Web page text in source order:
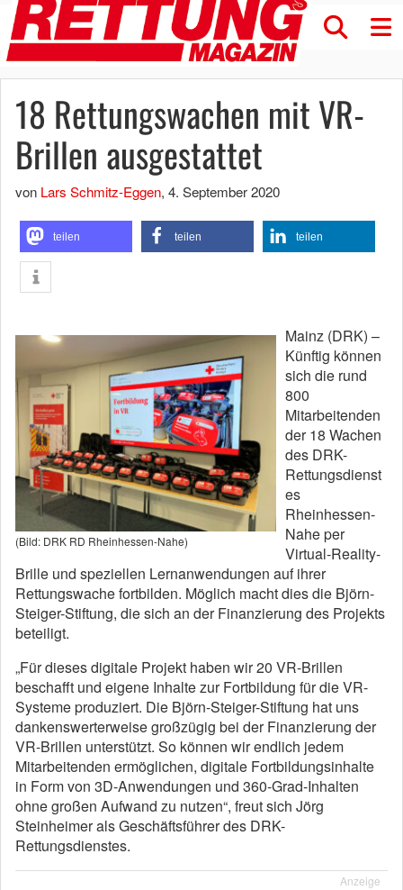
18 Rettungswachen mit VR-
Brillen ausgestattet
von Lars Schmitz-Eggen, 4. September 2020
teilen teilen teilen
(Bild: DRK RD Rheinhessen-Nahe)
Mainz (DRK) –
Künftig können
sich die rund
800
Mitarbeitenden
der 18 Wachen
des DRK-
Rettungsdienst
es
Rheinhessen-
Nahe per
Virtual-Reality-
Brille und speziellen Lernanwendungen auf ihrer
Rettungswache fortbilden. Möglich macht dies die Björn-
Steiger-Stiftung, die sich an der Finanzierung des Projekts
beteiligt.
„Für dieses digitale Projekt haben wir 20 VR-Brillen
beschafft und eigene Inhalte zur Fortbildung für die VR-
Systeme produziert. Die Björn-Steiger-Stiftung hat uns
dankenswerterweise großzügig bei der Finanzierung der
VR-Brillen unterstützt. So können wir endlich jedem
Mitarbeitenden ermöglichen, digitale Fortbildungsinhalte
in Form von 3D-Anwendungen und 360-Grad-Inhalten
ohne großen Aufwand zu nutzen“, freut sich Jörg
Steinheimer als Geschäftsführer des DRK-
Rettungsdienstes.
Anzeige